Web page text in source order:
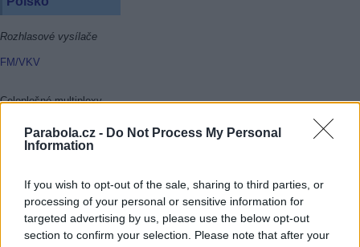
Parabola.cz - Do Not Process My Personal
Information
If you wish to opt-out of the sale, sharing to third parties, or
processing of your personal or sensitive information for
targeted advertising by us, please use the below opt-out
section to confirm your selection. Please note that after your
Rozhlasové vysílače
FM/VKV
Celoplošné multiplexy
Multiplex 1
Multiplex 2
Multiplex 6
Multiplex 8
Rakousko